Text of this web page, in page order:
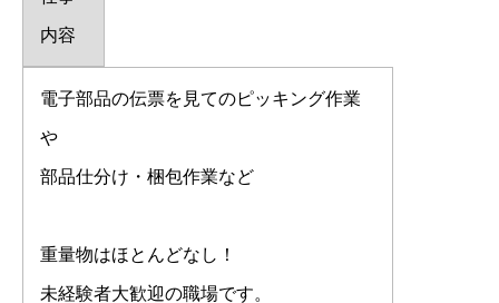
内容
電子部品の伝票を見てのピッキング作業
や
部品仕分け・梱包作業など
重量物はほとんどなし！
未経験者大歓迎の職場です。